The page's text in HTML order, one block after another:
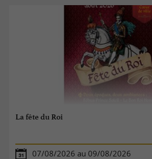
La fête du Roi
07/08/2026 au 09/08/2026